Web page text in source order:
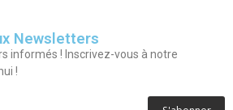
Newsletters
informés ! Inscrivez-vous à notre
!